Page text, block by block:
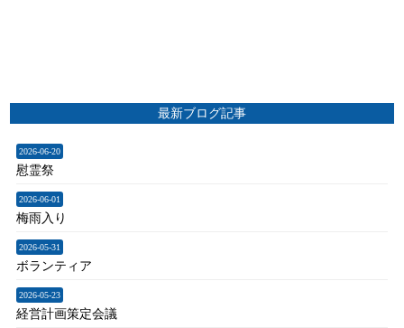
最新ブログ記事
2026-06-20
慰霊祭
2026-06-01
梅雨入り
2026-05-31
ボランティア
2026-05-23
経営計画策定会議